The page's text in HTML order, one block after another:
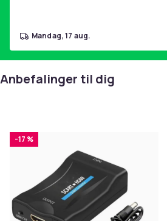
mandag, 17 aug.
Anbefalinger til dig
-17 %